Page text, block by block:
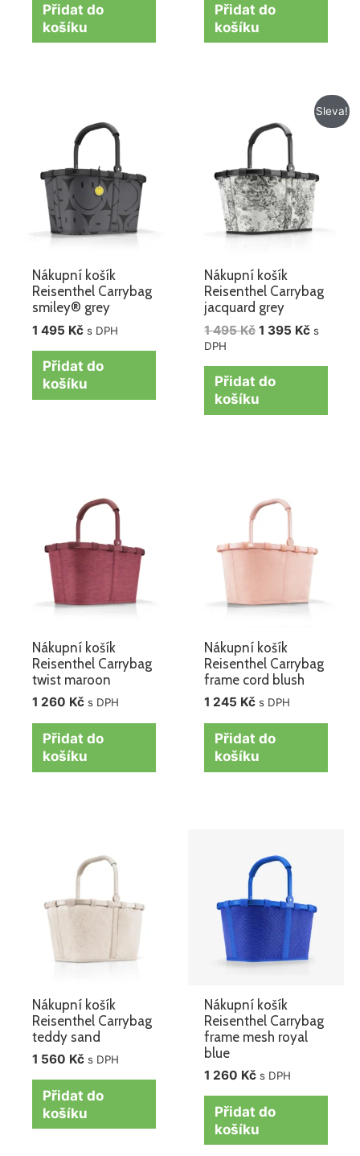
Přidat do
košíku
Přidat do
košíku
Nákupní košík
Reisenthel Carrybag
smiley® grey
1 495 Kč s DPH
Přidat do
košíku
Sleva!
Nákupní košík
Reisenthel Carrybag
jacquard grey
1 495Kč
cena
byla:
495 Kč.
1 395 Kč
Aktuální
cena
s
DPH
Přidat do
košíku
Nákupní košík
Reisenthel Carrybag
twist maroon
1 260 Kč s DPH
Přidat do
košíku
Nákupní košík
Reisenthel Carrybag
frame cord blush
1 245 Kč s DPH
Přidat do
košíku
Nákupní košík
Reisenthel Carrybag
teddy sand
1 560 Kč s DPH
Přidat do
košíku
Nákupní košík
Reisenthel Carrybag
frame mesh royal
blue
1 260 Kč s DPH
Přidat do
košíku